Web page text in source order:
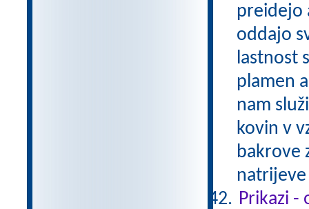
preidejo
oddajo
lastnost
plamen
nam
kovin v
bakrove
Prikazi -